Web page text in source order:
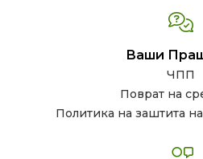
Ваши
ЧПП
Поврат на
Политика на заштита